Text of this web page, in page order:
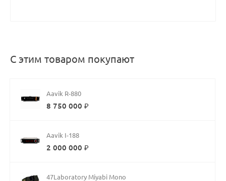
С этим товаром покупают
Aavik R-880
8 750 000 ₽
Aavik I-188
2 000 000 ₽
47Laboratory Miyabi Mono